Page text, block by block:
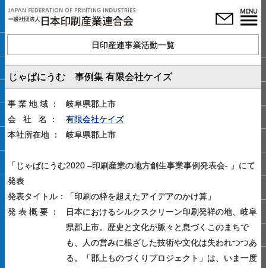
日印産連事業活動一覧
じゃぱにうむ 事例集 有限会社ケイズ
事 業 地 域 ：
岐阜県郡上市
会 社 名 ：
有限会社ケイズ
本社所在地 ：
岐阜県郡上市
「じゃぱにうむ2020 –印刷産業の地方創生事業事例発表会- 」にて
発表
発表タイトル：
「印刷の枠を超えたアイデアのかけ算」
発 表 概 要 ：
日本におけるシルクスクリーン印刷発祥の地、岐阜
県郡上市。歴史と文化が脈々と息づくこのまちで
も、人の営みに根ざした技術や文化は失われつつあ
る。「郡上ものづくりプロジェクト」は、いま一度